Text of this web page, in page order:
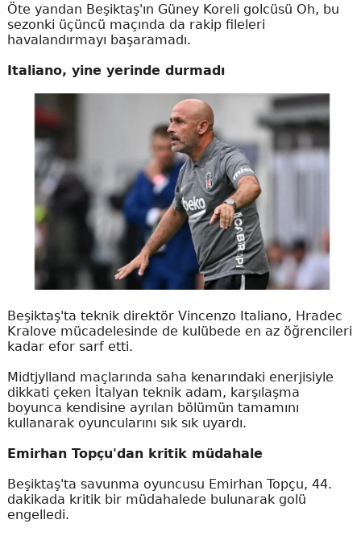
Öte yandan Beşiktaş'ın Güney Koreli golcüsü Oh, bu
sezonki üçüncü maçında da rakip fileleri
havalandırmayı başaramadı.
Italiano, yine yerinde durmadı
Beşiktaş'ta teknik direktör Vincenzo Italiano, Hradec
Kralove mücadelesinde de kulübede en az öğrencileri
kadar efor sarf etti.
Midtjylland maçlarında saha kenarındaki enerjisiyle
dikkati çeken İtalyan teknik adam, karşılaşma
boyunca kendisine ayrılan bölümün tamamını
kullanarak oyuncularını sık sık uyardı.
Emirhan Topçu'dan kritik müdahale
Beşiktaş'ta savunma oyuncusu Emirhan Topçu, 44.
dakikada kritik bir müdahalede bulunarak golü
engelledi.